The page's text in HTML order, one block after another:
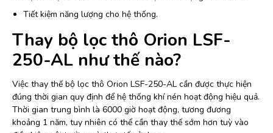
Tiết kiệm năng lượng cho hệ thống.
Thay bộ lọc thô Orion LSF-
250-AL như thế nào?
Việc thay thế bộ lọc thô Orion LSF-250-AL cần được thực hiện
đúng thời gian quy định để hệ thống khí nén hoạt động hiệu quả.
Thời gian trung bình là 6000 giờ hoạt động, tương đương
khoảng 1 năm, tuy nhiên có thể cần thay thế sớm hơn tuỳ vào